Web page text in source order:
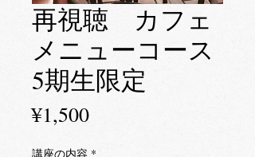
再視聴 カフェ
メニューコース
5期生限定
¥1,500Price
講座の内容 *